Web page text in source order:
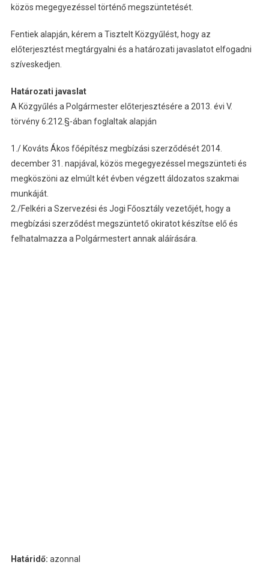
közös megegyezéssel történő megszüntetését.
Fentiek alapján, kérem a Tisztelt Közgyűlést, hogy az
előterjesztést megtárgyalni és a határozati javaslatot elfogadni
szíveskedjen.
Határozati javaslat
A Közgyűlés a Polgármester előterjesztésére a 2013. évi V.
törvény 6:212.§-ában foglaltak alapján
1./ Kováts Ákos főépítész megbízási szerződését 2014.
december 31. napjával, közös megegyezéssel megszünteti és
megköszöni az elmúlt két évben végzett áldozatos szakmai
munkáját.
2./Felkéri a Szervezési és Jogi Főosztály vezetőjét, hogy a
megbízási szerződést megszüntető okiratot készítse elő és
felhatalmazza a Polgármestert annak aláírására.
Határidő: azonnal